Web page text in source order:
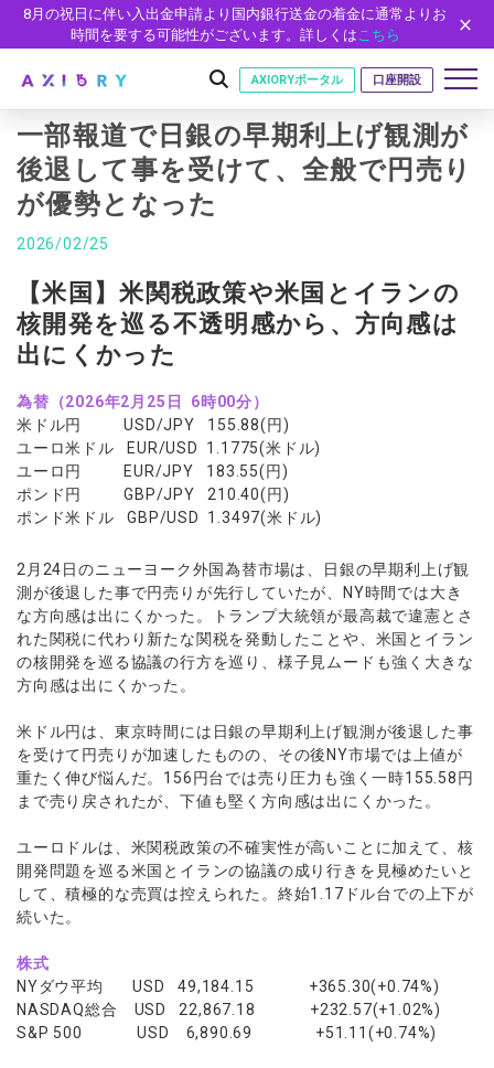
8月の祝日に伴い入出金申請より国内銀行送金の着金に通常よりお
時間を要する可能性がございます。詳しくはこちら
はじめに
はじめに
安全性
取引
取引商品
FX（通貨ペア）
現物株式
ETF
株式CFD
株価指数CFD
エネルギーCFD
貴金属CFD
バトルCFD
取引条件
スプレッド・手数料
ゼロカットとロスカット
スワップとロールオーバー
入出金方法
レバレッジ
NEW
約定率
取引時間
注文執行ポリシー
経済指標・予測カレンダー
休眠口座と凍結口座
口座
口座の種類
法人のお客様
ゼロ口座
デモ口座
ウォレット口座
NEW
口座開設
必要書類
開設方法
プラットフォーム
MT5
MT4
cTrader
AXIORYアプリ
MT4/MT5 ヒストリカルデータ
EA(エキスパートアドバイザー)
カスタムインジケーター
日本時間表示インジケータ
MQLシグナル
NEW
通貨インデックス
パートナーシップ・プログラム
イントロデュース・パートナープログラム（IP）
特別・VIPプログラム
NEW
ニュース
ニュースリリース
お知らせ
コーポレートニュース
キャンペーン
トレードガイド
NEW
会社概要
企業情報
役員紹介
お問合せ
よくあるご質問
日本語
عربى
English
Русский
Español
Tiếng Việt
口座開設する
デモ口座を開設する
法人のお客様は
AXIORYポータル 口座開設
一部報道で日銀の早期利上げ観測が
後退して事を受けて、全般で円売り
が優勢となった
2026/02/25
【米国】米関税政策や米国とイランの
核開発を巡る不透明感から、方向感は
出にくかった
為替（2026年2月25日 6時00分）
米ドル円 USD/JPY 155.88(円)
ユーロ米ドル EUR/USD 1.1775(米ドル)
ユーロ円 EUR/JPY 183.55(円)
ポンド円 GBP/JPY 210.40(円)
ポンド米ドル GBP/USD 1.3497(米ドル)
2月24日のニューヨーク外国為替市場は、日銀の早期利上げ観
測が後退した事で円売りが先行していたが、NY時間では大き
な方向感は出にくかった。トランプ大統領が最高裁で違憲とさ
れた関税に代わり新たな関税を発動したことや、米国とイラン
の核開発を巡る協議の行方を巡り、様子見ムードも強く大きな
方向感は出にくかった。
米ドル円は、東京時間には日銀の早期利上げ観測が後退した事
を受けて円売りが加速したものの、その後NY市場では上値が
重たく伸び悩んだ。156円台では売り圧力も強く一時155.58円
まで売り戻されたが、下値も堅く方向感は出にくかった。
ユーロドルは、米関税政策の不確実性が高いことに加えて、核
開発問題を巡る米国とイランの協議の成り行きを見極めたいと
して、積極的な売買は控えられた。終始1.17ドル台での上下が
続いた。
株式
NYダウ平均 USD 49,184.15 +365.30(+0.74%)
NASDAQ総合 USD 22,867.18 +232.57(+1.02%)
S&P 500 USD 6,890.69 +51.11(+0.74%)